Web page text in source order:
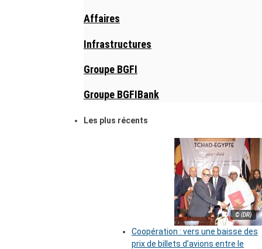
Affaires
Infrastructures
Groupe BGFI
Groupe BGFIBank
Les plus récents
© (DR)
Coopération : vers une baisse des
prix de billets d’avions entre le